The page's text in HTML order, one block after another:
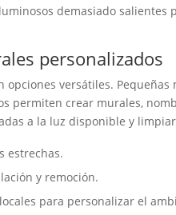
demasiado
personalizados
opciones versátiles.
permiten crear murales,
a la luz disponible y
estrechas.
y remoción.
para personalizar el